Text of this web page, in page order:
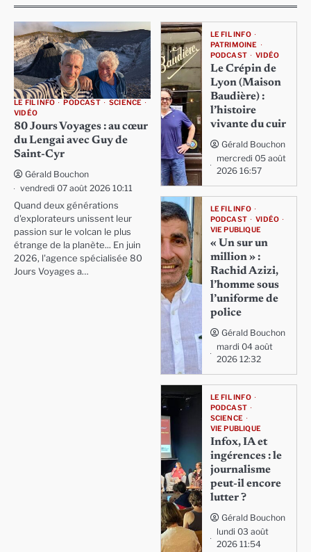
LE FIL INFO PODCAST
SCIENCE
VIDÉO
80 Jours Voyages : au cœur
du Lengai avec Guy de
Saint-Cyr
Gérald Bouchon
vendredi 07 août 2026 10:11
Quand deux générations
d'explorateurs unissent leur
passion sur le volcan le plus
étrange de la planète... En juin
2026, l'agence spécialisée 80
Jours Voyages a…
LE FIL INFO
PATRIMOINE
PODCAST
VIDÉO
Le Crépin de
Lyon (Maison
Baudière) :
l’histoire
vivante du cuir
Gérald Bouchon
mercredi 05 août
2026 16:57
LE FIL INFO
PODCAST
VIDÉO
VIE PUBLIQUE
« Un sur un
million » :
Rachid Azizi,
l’homme sous
l’uniforme de
police
Gérald Bouchon
mardi 04 août
2026 12:32
LE FIL INFO
PODCAST
SCIENCE
VIE PUBLIQUE
Infox, IA et
ingérences : le
journalisme
peut-il encore
lutter ?
Gérald Bouchon
lundi 03 août
2026 11:54